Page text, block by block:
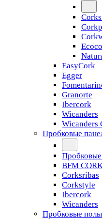
EasyCork
Egger
Granorte
Ibercork
Wicanders
Wicanders
Пробковые
Пробковые
BFM
Corksribas
Corkstyle
Ibercork
Wicanders
Пробковые